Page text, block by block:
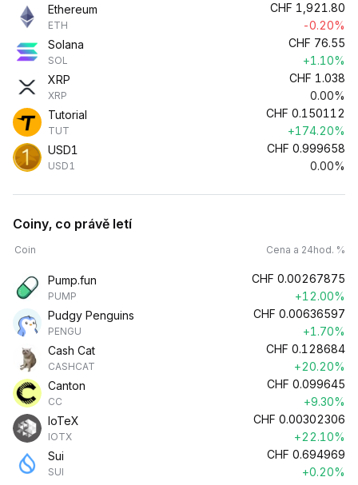
Ethereum
ETH
CHF 1,921.80
-0.20%
Solana
SOL
CHF 76.55
+1.10%
XRP
XRP
CHF 1.038
0.00%
Tutorial
TUT
CHF 0.150112
+174.20%
USD1
USD1
CHF 0.999658
0.00%
Coiny, co právě letí
Coin Cena a 24hod. %
Pump.fun
PUMP
CHF 0.00267875
+12.00%
Pudgy Penguins
PENGU
CHF 0.00636597
+1.70%
Cash Cat
CASHCAT
CHF 0.128684
+20.20%
Canton
CC
CHF 0.099645
+9.30%
IoTeX
IOTX
CHF 0.00302306
+22.10%
Sui
SUI
CHF 0.694969
+0.20%